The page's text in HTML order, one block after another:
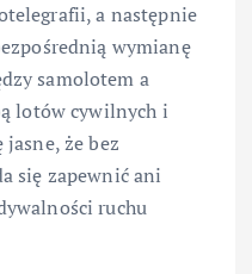
a następnie
wymianę
samolotem a
lotów cywilnych i
jasne, że bez
się zapewnić ani
ruchu